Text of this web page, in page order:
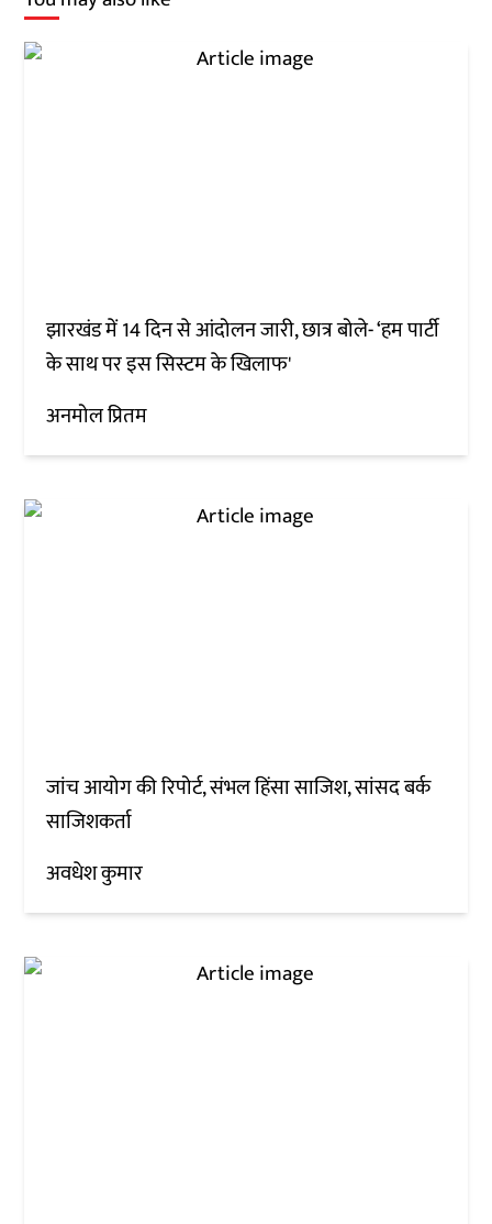
झारखंड में 14 दिन से आंदोलन जारी, छात्र बोले- ‘हम पार्टी
के साथ पर इस सिस्टम के खिलाफ'
अनमोल प्रितम
जांच आयोग की रिपोर्ट, संभल हिंसा साजिश, सांसद बर्क
साजिशकर्ता
अवधेश कुमार